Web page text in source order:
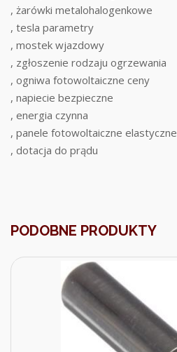
, żarówki metalohalogenkowe
, tesla parametry
, mostek wjazdowy
, zgłoszenie rodzaju ogrzewania
, ogniwa fotowoltaiczne ceny
, napiecie bezpieczne
, energia czynna
, panele fotowoltaiczne elastyczne
, dotacja do prądu
PODOBNE PRODUKTY